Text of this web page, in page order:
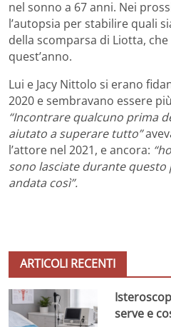
nel sonno a 67 anni. Nei
l’autopsia per stabilire quali
della scomparsa di Liotta,
quest’anno.
Lui e Jacy Nittolo si erano
2020 e sembravano essere
“Incontrare qualcuno prima
aiutato a superare tutto”
l’attore nel 2021, e ancora:
sono lasciate durante
andata così”.
ARTICOLI RECENTI
serve e